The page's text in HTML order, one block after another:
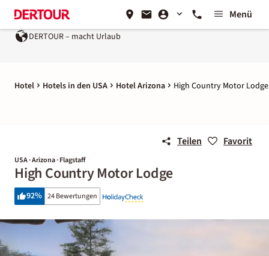
Menü
DERTOUR – macht Urlaub
Hotel Hotels in den USA Hotel Arizona High Country Motor Lodge
Teilen Favorit
USA · Arizona · Flagstaff
High Country Motor Lodge
92% 24 Bewertungen